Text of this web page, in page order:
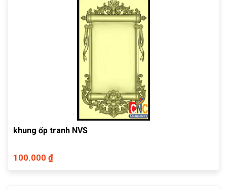
khung ốp tranh NVS
100.000 ₫